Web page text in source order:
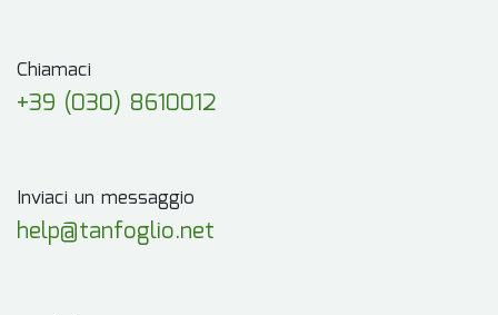
Chiamaci
+39 (030) 8610012
Inviaci un messaggio
help@tanfoglio.net